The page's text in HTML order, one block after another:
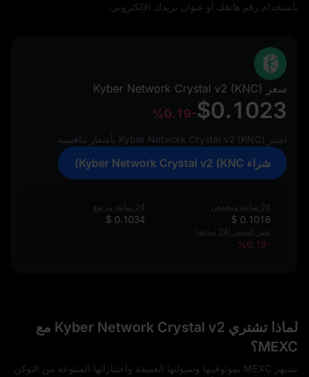
باستخدام رقم هاتفك أو عنوان بريدك الإلكتروني.
سعر Kyber Network Crystal v2 (KNC)
$0.1023
%0.19-
اشتر Kyber Network Crystal v2 (KNC) بأسعار تنافسية.
شراء Kyber Network Crystal v2 (KNC)
24 ساعة منخفض
$ 0.1018
24 ساعة مرتفع
$ 0.1034
تغير السعر (24 ساعة)
%0.19-
لماذا تشتري Kyber Network Crystal v2 مع
MEXC؟
تشتهر MEXC بموثوقيتها وسيولتها العميقة واختياراتها المتنوعة من التوكن